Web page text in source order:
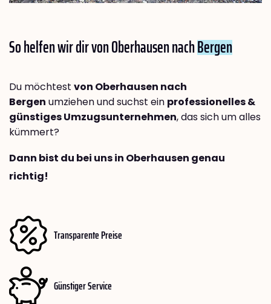
So helfen wir dir von Oberhausen nachBergen
Du möchtest von Oberhausen nach
Bergen umziehen und suchst ein professionelles &
günstiges Umzugsunternehmen, das sich um alles
kümmert?
Dann bist du bei uns in Oberhausen genau
richtig!
Transparente Preise
Günstiger Service